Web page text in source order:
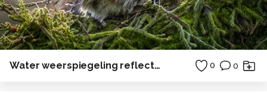
Water weerspiegeling reflectie bos 0 0